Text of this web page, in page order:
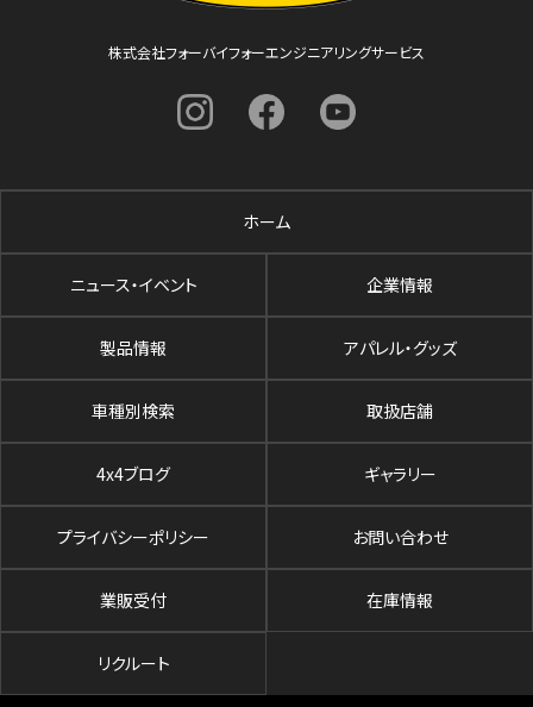
株式会社フォーバイフォーエンジニアリングサービス
ホーム
ニュース・イベント 企業情報
製品情報 アパレル・グッズ
車種別検索 取扱店舗
4x4ブログ ギャラリー
プライバシーポリシー お問い合わせ
業販受付 在庫情報
リクルート